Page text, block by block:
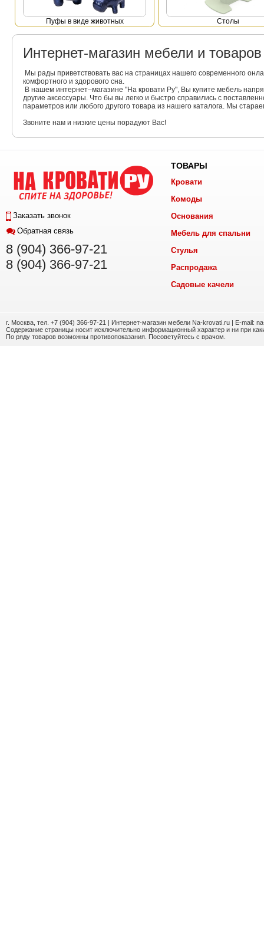
Пуфы в виде животных Столы
Интернет-магазин мебели и
Мы рады приветствовать вас на страницах нашего современного
комфортного и здорового сна.
В нашем интернет–магазине "На кровати Ру", Вы купите мебель
другие аксессуары. Что бы вы легко и быстро справились с
параметров или любого другого товара из нашего каталога. Мы
Звоните нам и низкие цены порадуют Вас!
Заказать звонок
Обратная связь
8 (904) 366-97-21
8 (904) 366-97-21
ТОВАРЫ
Кровати
Комоды
Основания
Мебель для спальни
Стулья
Распродажа
Садовые качели
г. Москва, тел. +7 (904) 366-97-21 | Интернет-магазин мебели Na-krovati.ru | E-mail:
Содержание страницы носит исключительно информационный характер и ни при
По ряду товаров возможны противопоказания. Посоветуйтесь с врачом.